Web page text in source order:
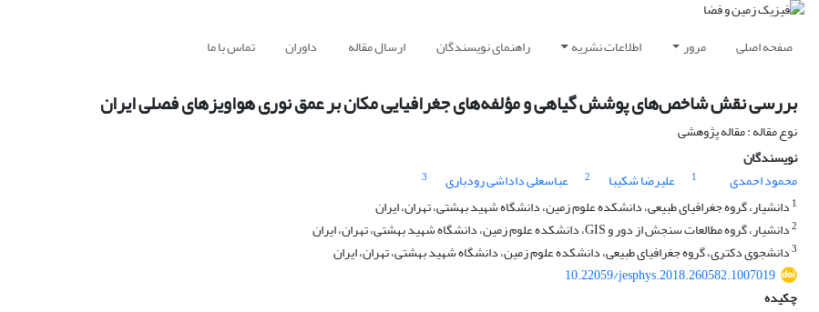
صفحه اصلی مرور اطلاعات نشریه راهنمای نویسندگان ارسال مقاله داوران تماس با ما
بررسی نقش شاخص‌های پوشش گیاهی و مؤلفه‌های جغرافیایی مکان بر عمق نوری هواویزهای فصلی ایران
نوع مقاله : مقاله پژوهشی
نویسندگان
محمود احمدی
1 علیرضا شکیبا 2 عباسعلی داداشی رودباری
3
1 دانشیار، گروه جغرافیای طبیعی، دانشکده علوم زمین، دانشگاه شهید بهشتی، تهران، ایران
2دانشیار، گروه مطالعات سنجش از دور و GIS، دانشکده علوم زمین، دانشگاه شهید بهشتی، تهران، ایران
3دانشجوی دکتری، گروه جغرافیای طبیعی، دانشکده علوم زمین، دانشگاه شهید بهشتی، تهران، ایران
10.22059/jesphys.2018.260582.1007019
چکیده